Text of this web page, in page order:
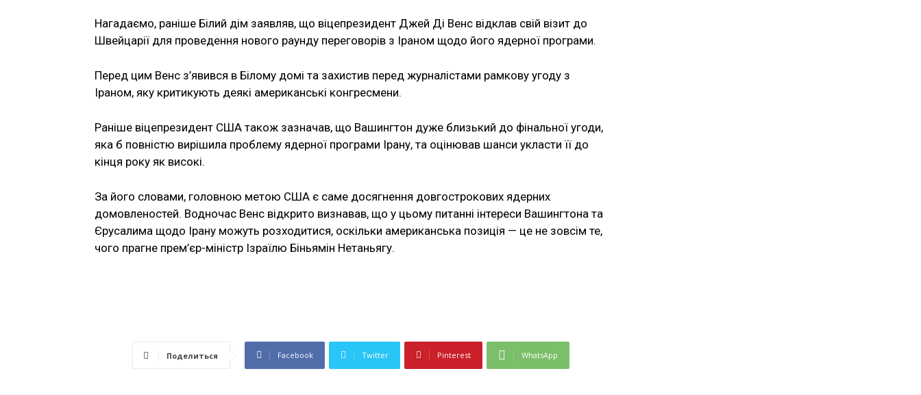
Нагадаємо, раніше Білий дім заявляв, що віцепрезидент Джей Ді Венс відклав свій візит до
Швейцарії для проведення нового раунду переговорів з Іраном щодо його ядерної програми.
Перед цим Венс з’явився в Білому домі та захистив перед журналістами рамкову угоду з
Іраном, яку критикують деякі американські конгресмени.
Раніше віцепрезидент США також зазначав, що Вашингтон дуже близький до фінальної угоди,
яка б повністю вирішила проблему ядерної програми Ірану, та оцінював шанси укласти її до
кінця року як високі.
За його словами, головною метою США є саме досягнення довгострокових ядерних
домовленостей. Водночас Венс відкрито визнавав, що у цьому питанні інтереси Вашингтона та
Єрусалима щодо Ірану можуть розходитися, оскільки американська позиція — це не зовсім те,
чого прагне прем’єр-міністр Ізраїлю Біньямін Нетаньягу.
Поделиться Facebook Twitter Pinterest WhatsApp